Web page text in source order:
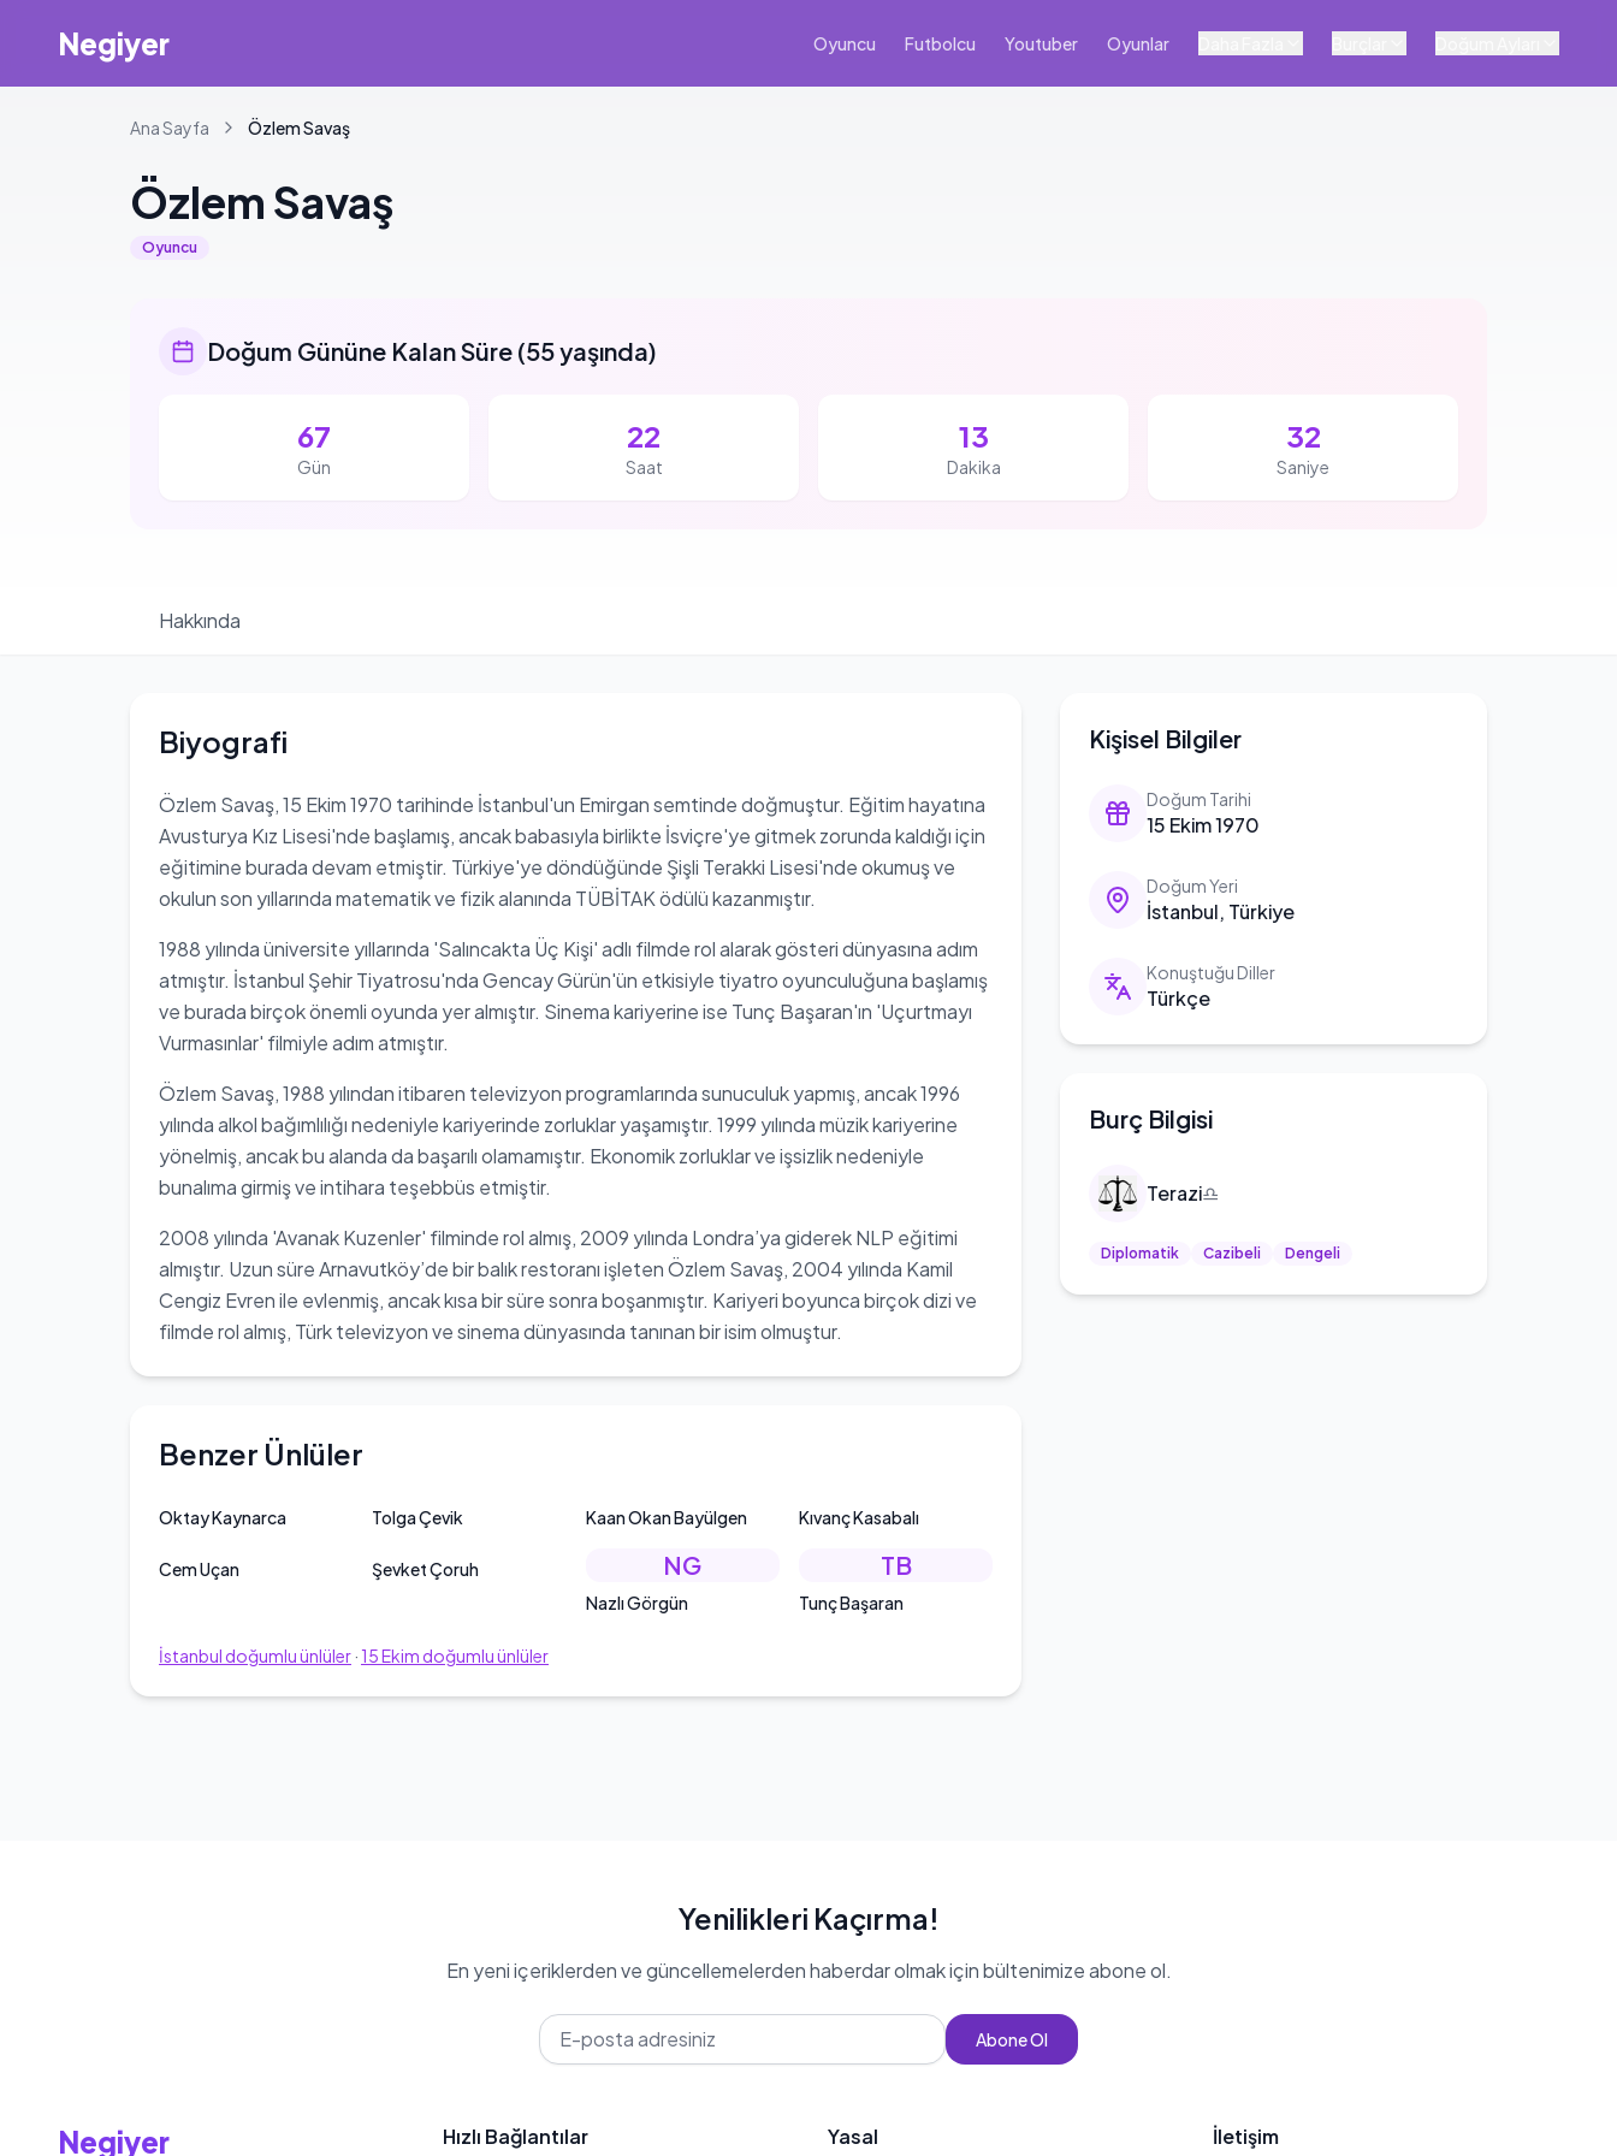
Negiyer Oyuncu Futbolcu Youtuber Oyunlar
Ana Sayfa ÖzlemSavaş
Özlem Savaş
Oyuncu
Doğum Gününe Kalan Süre (55 yaşında)
67
Gün
22
Saat
13
Dakika
32
Saniye
Hakkında
Kişisel Bilgiler
Doğum Tarihi
15 Ekim 1970
Doğum Yeri
İstanbul, Türkiye
Konuştuğu Diller
Türkçe
Burç Bilgisi
Terazi♎
Diplomatik Cazibeli Dengeli
Biyografi
Özlem Savaş, 15 Ekim 1970 tarihinde İstanbul'un Emirgan semtinde doğmuştur. Eğitim hayatına
Avusturya Kız Lisesi'nde başlamış, ancak babasıyla birlikte İsviçre'ye gitmek zorunda kaldığı için
eğitimine burada devam etmiştir. Türkiye'ye döndüğünde Şişli Terakki Lisesi'nde okumuş ve
okulun son yıllarında matematik ve fizik alanında TÜBİTAK ödülü kazanmıştır.
1988 yılında üniversite yıllarında 'Salıncakta Üç Kişi' adlı filmde rol alarak gösteri dünyasına adım
atmıştır. İstanbul Şehir Tiyatrosu'nda Gencay Gürün'ün etkisiyle tiyatro oyunculuğuna başlamış
ve burada birçok önemli oyunda yer almıştır. Sinema kariyerine ise Tunç Başaran'ın 'Uçurtmayı
Vurmasınlar' filmiyle adım atmıştır.
Özlem Savaş, 1988 yılından itibaren televizyon programlarında sunuculuk yapmış, ancak 1996
yılında alkol bağımlılığı nedeniyle kariyerinde zorluklar yaşamıştır. 1999 yılında müzik kariyerine
yönelmiş, ancak bu alanda da başarılı olamamıştır. Ekonomik zorluklar ve işsizlik nedeniyle
bunalıma girmiş ve intihara teşebbüs etmiştir.
2008 yılında 'Avanak Kuzenler' filminde rol almış, 2009 yılında Londra’ya giderek NLP eğitimi
almıştır. Uzun süre Arnavutköy’de bir balık restoranı işleten Özlem Savaş, 2004 yılında Kamil
Cengiz Evren ile evlenmiş, ancak kısa bir süre sonra boşanmıştır. Kariyeri boyunca birçok dizi ve
filmde rol almış, Türk televizyon ve sinema dünyasında tanınan bir isim olmuştur.
Benzer Ünlüler
Oktay Kaynarca Tolga Çevik Kaan Okan Bayülgen Kıvanç Kasabalı
Cem Uçan Şevket Çoruh NG
Nazlı Görgün
TB
Tunç Başaran
İstanbul doğumlu ünlüler· 15Ekim doğumlu ünlüler
Yenilikleri Kaçırma!
En yeni içeriklerden ve güncellemelerden haberdar olmak için bültenimize abone ol.
Abone Ol
Negiyer Hızlı Bağlantılar Yasal İletişim